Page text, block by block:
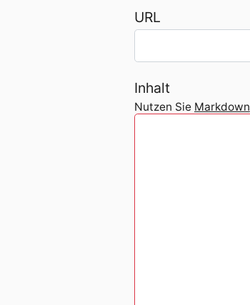
URL
Inhalt
Nutzen Sie Markdown